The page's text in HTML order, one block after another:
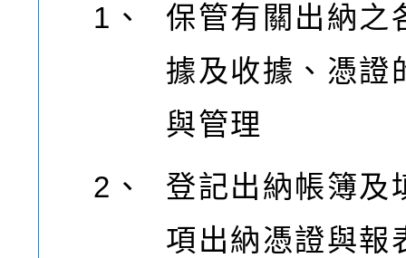
1、
保管有關出納之
據及收據、憑證
與管理
2、
登記出納帳簿及
項出納憑證與報